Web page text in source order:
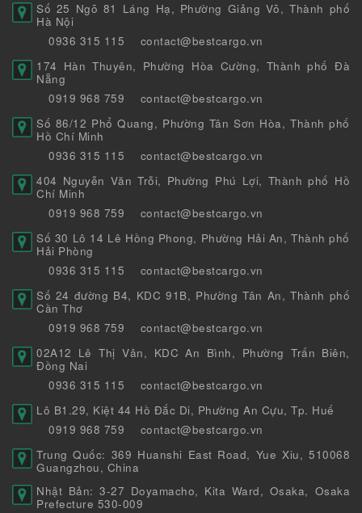
Số 25 Ngõ 81 Láng Hạ, Phường Giảng Võ, Thành phố
Hà Nội
0936 315 115
contact@bestcargo.vn
174 Hàn Thuyên, Phường Hòa Cường, Thành phố Đà
Nẵng
0919 968 759
contact@bestcargo.vn
Số 86/12 Phổ Quang, Phường Tân Sơn Hòa, Thành phố
Hồ Chí Minh
0936 315 115
contact@bestcargo.vn
404 Nguyễn Văn Trỗi, Phường Phú Lợi, Thành phố Hồ
Chí Minh
0919 968 759
contact@bestcargo.vn
Số 30 Lô 14 Lê Hồng Phong, Phường Hải An, Thành phố
Hải Phòng
0936 315 115
contact@bestcargo.vn
Số 24 đường B4, KDC 91B, Phường Tân An, Thành phố
Cần Thơ
0919 968 759
contact@bestcargo.vn
02A12 Lê Thị Vân, KDC An Bình, Phường Trấn Biên,
Đồng Nai
0936 315 115
contact@bestcargo.vn
Lô B1.29, Kiệt 44 Hồ Đắc Di, Phường An Cựu, Tp. Huế
0919 968 759
contact@bestcargo.vn
Trung Quốc: 369 Huanshi East Road, Yue Xiu, 510068
Guangzhou, China
Nhật Bản: 3-27 Doyamacho, Kita Ward, Osaka, Osaka
Prefecture 530-009